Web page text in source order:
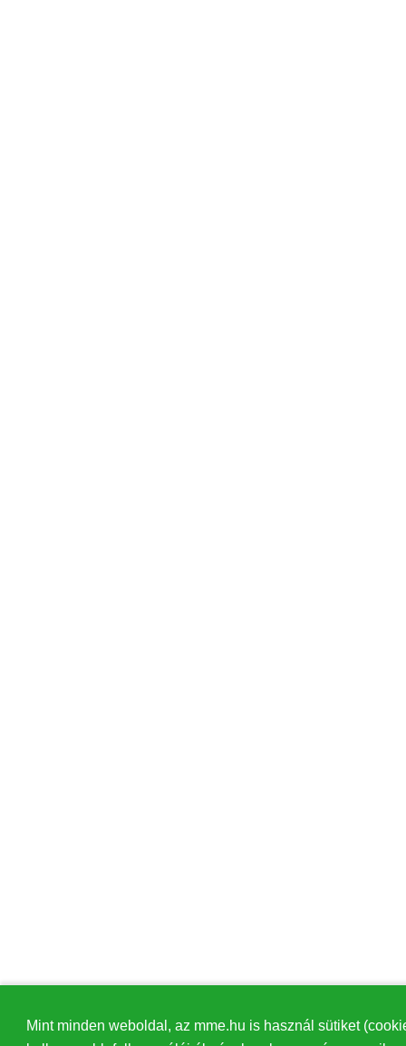
Mint minden weboldal, az mme.hu is használ sütiket